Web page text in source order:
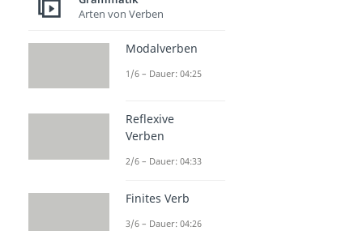
Arten von Verben
Modalverben
1/6 – Dauer: 04:25
Reflexive
Verben
2/6 – Dauer: 04:33
Finites Verb
3/6 – Dauer: 04:26